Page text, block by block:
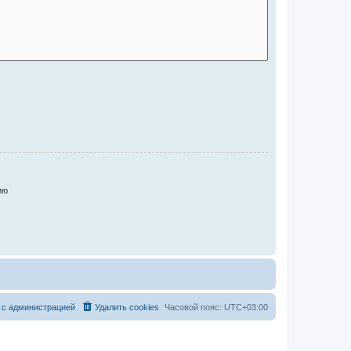
Часовой пояс: UTC+03:00
Удалить cookies
администрацией